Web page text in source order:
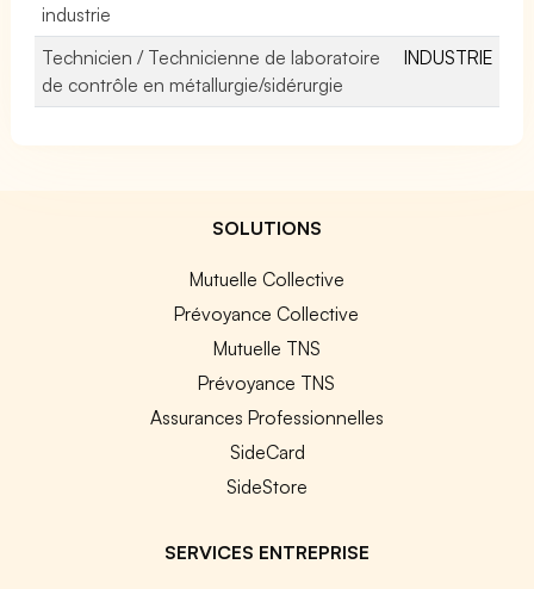
industrie
Technicien / Technicienne de laboratoire
de contrôle en métallurgie/sidérurgie
INDUSTRIE
SOLUTIONS
Mutuelle Collective
Prévoyance Collective
Mutuelle TNS
Prévoyance TNS
Assurances Professionnelles
SideCard
SideStore
SERVICES ENTREPRISE